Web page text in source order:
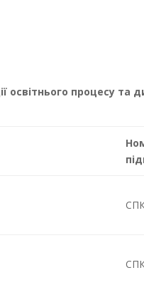
освітнього процесу та